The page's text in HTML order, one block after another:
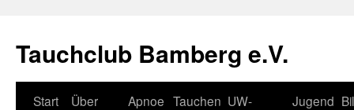
Tauchclub Bamberg e.V.
Start
Über
Apnoe Tauchen UW-
Jugend